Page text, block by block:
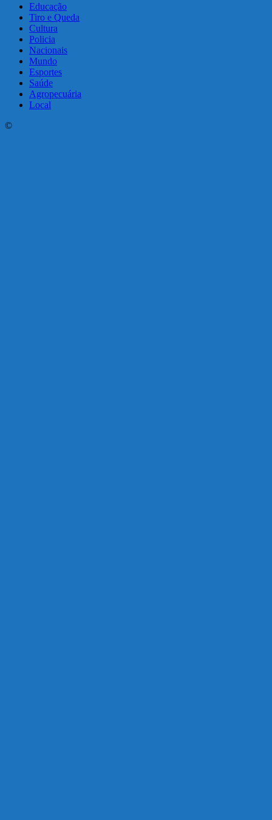
Educação
Tiro e Queda
Cultura
Policia
Nacionais
Mundo
Esportes
Saúde
Agropecuária
Local
©